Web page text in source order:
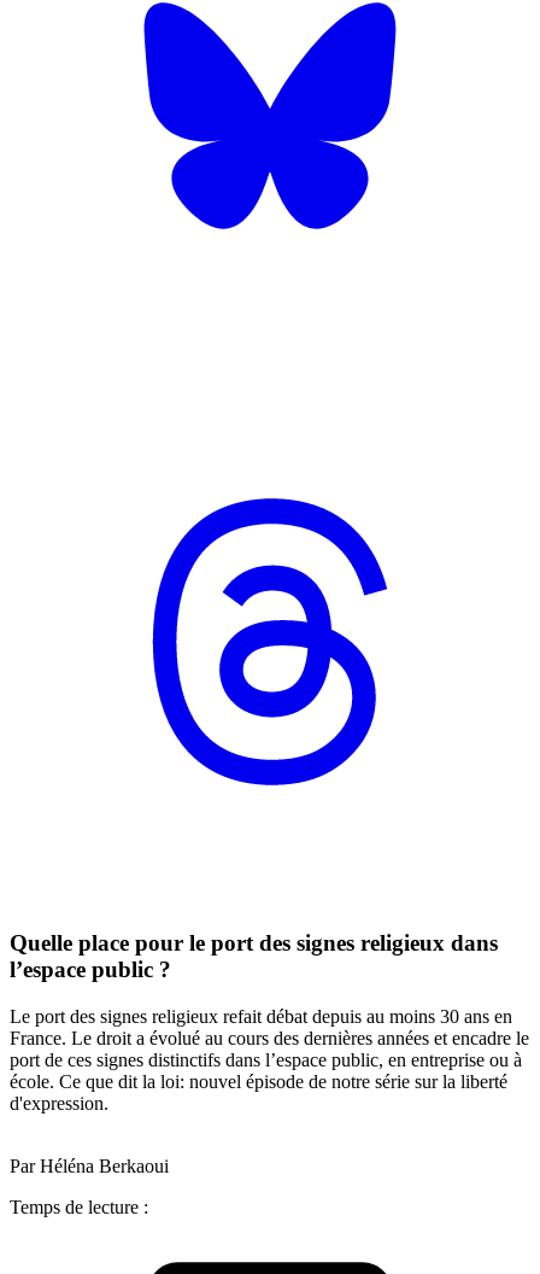
Quelle place pour le port des signes religieux dans
l’espace public ?
Le port des signes religieux refait débat depuis au moins 30 ans en
France. Le droit a évolué au cours des dernières années et encadre le
port de ces signes distinctifs dans l’espace public, en entreprise ou à
école. Ce que dit la loi: nouvel épisode de notre série sur la liberté
d'expression.
Par Héléna Berkaoui
Temps de lecture :